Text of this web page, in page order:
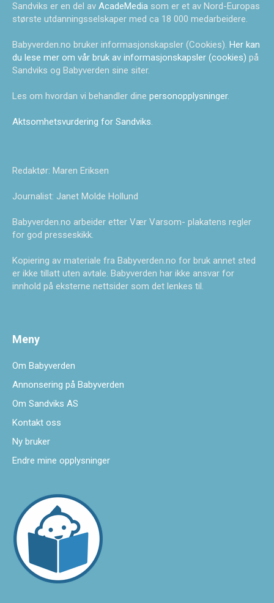
Sandviks er en del av AcadeMedia som er et av Nord-Europas
største utdanningsselskaper med ca 18 000 medarbeidere.
Babyverden.no bruker informasjonskapsler (Cookies). Her kan
du lese mer om vår bruk av informasjonskapsler (cookies) på
Sandviks og Babyverden sine siter.
Les om hvordan vi behandler dine personopplysninger.
Aktsomhetsvurdering for Sandviks.
Redaktør: Maren Eriksen
Journalist: Janet Molde Hollund
Babyverden.no arbeider etter Vær Varsom- plakatens regler
for god presseskikk.
Kopiering av materiale fra Babyverden.no for bruk annet sted
er ikke tillatt uten avtale. Babyverden har ikke ansvar for
innhold på eksterne nettsider som det lenkes til.
Meny
Om Babyverden
Annonsering på Babyverden
Om Sandviks AS
Kontakt oss
Ny bruker
Endre mine opplysninger